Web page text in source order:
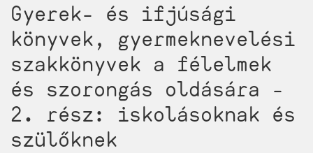
Gyerek- és ifjúsági
könyvek, gyermeknevelési
szakkönyvek a félelmek
és szorongás oldására -
2. rész: iskolásoknak és
szülőknek